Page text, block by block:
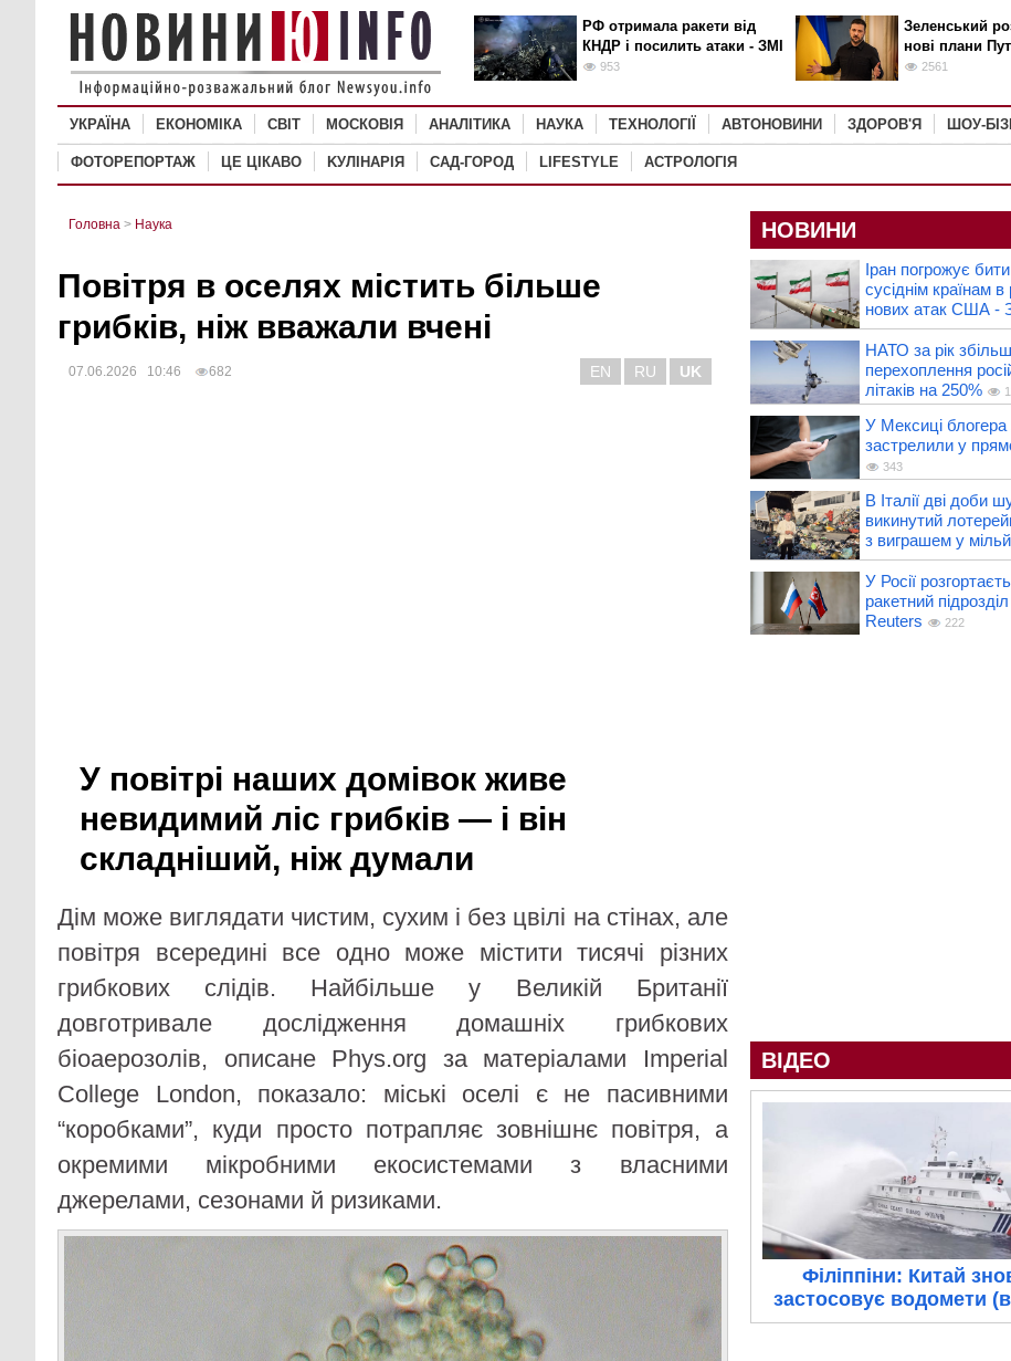
РФ отримала ракети від
КНДР і посилить атаки - ЗМІ
953
Зеленський
нові плани
2561
УКРАЇНА ЕКОНОМІКА СВІТ MОСКОВІЯ АНАЛІТИКА НАУКА ТЕХНОЛОГІЇ АВТОНОВИНИ ЗДОРОВ'Я ШОУ-
ФОТОРЕПОРТАЖ ЦЕ ЦІКАВО KУЛІНАРІЯ САД-ГОРОД LIFESTYLE АСТРОЛОГІЯ
Головна > Наука
Повітря в оселях містить більше
грибків, ніж вважали вчені
07.06.2026 10:46 682 EN RU UK
У повітрі наших домівок живе
невидимий ліс грибків — і він
складніший, ніж думали
Дім може виглядати чистим, сухим і без цвілі на стінах, але
повітря всередині все одно може містити тисячі різних
грибкових слідів. Найбільше у Великій Британії
довготривале дослідження домашніх грибкових
біоаерозолів, описане Phys.org за матеріалами Imperial
College London, показало: міські оселі є не пасивними
“коробками”, куди просто потрапляє зовнішнє повітря, а
окремими мікробними екосистемами з власними
джерелами, сезонами й ризиками.
НОВИНИ
Іран погрожує
сусіднім країнам в
нових атак США -
НАТО за рік
перехоплення
літаків на 250%
У Мексиці блогера
застрелили у
343
В Італії дві доби
викинутий
з виграшем у
У Росії
ракетний
Reuters
222
ВІДЕО
Філіппіни: Китай
застосовує водомети